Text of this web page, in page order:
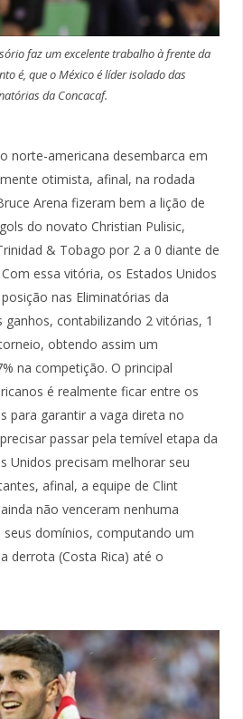
faz um excelente trabalho à frente da
é, que o México é líder isolado das
da Concacaf.
norte-americana desembarca em
otimista, afinal, na rodada
Arena fizeram bem a lição de
do novato Christian Pulisic,
& Tobago por 2 a 0 diante de
essa vitória, os Estados Unidos
nas Eliminatórias da
contabilizando 2 vitórias, 1
obtendo assim um
na competição. O principal
é realmente ficar entre os
para garantir a vaga direta no
passar pela temível etapa da
Unidos precisam melhorar seu
afinal, a equipe de Clint
não venceram nenhuma
domínios, computando um
derrota (Costa Rica) até o